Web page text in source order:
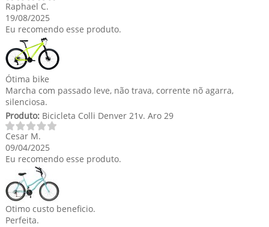
Raphael C.
19/08/2025
Eu recomendo esse produto.
Ótima bike
Marcha com passado leve, não trava, corrente nõ agarra,
silenciosa.
Produto:Bicicleta Colli Denver 21v. Aro 29
Cesar M.
09/04/2025
Eu recomendo esse produto.
Otimo custo beneficio.
Perfeita.